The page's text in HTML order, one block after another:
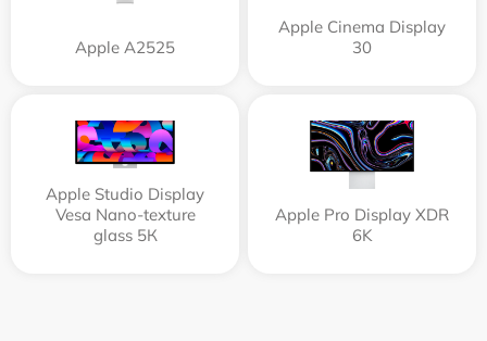
Apple А2525
Apple Cinema Display
30
Apple Studio Display
Vesa Nano-texture
glass 5К
Apple Pro Display XDR
6K